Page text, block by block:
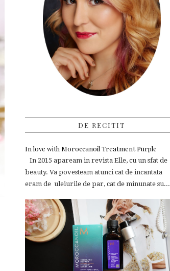
DE RECITIT
In love with Moroccanoil Treatment Purple
In 2015 apaream in revista Elle, cu un sfat de
beauty. Va povesteam atunci cat de incantata
eram de uleiurile de par, cat de minunate su...